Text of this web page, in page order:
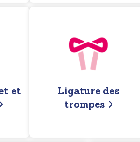
et
Ligature des
trompes